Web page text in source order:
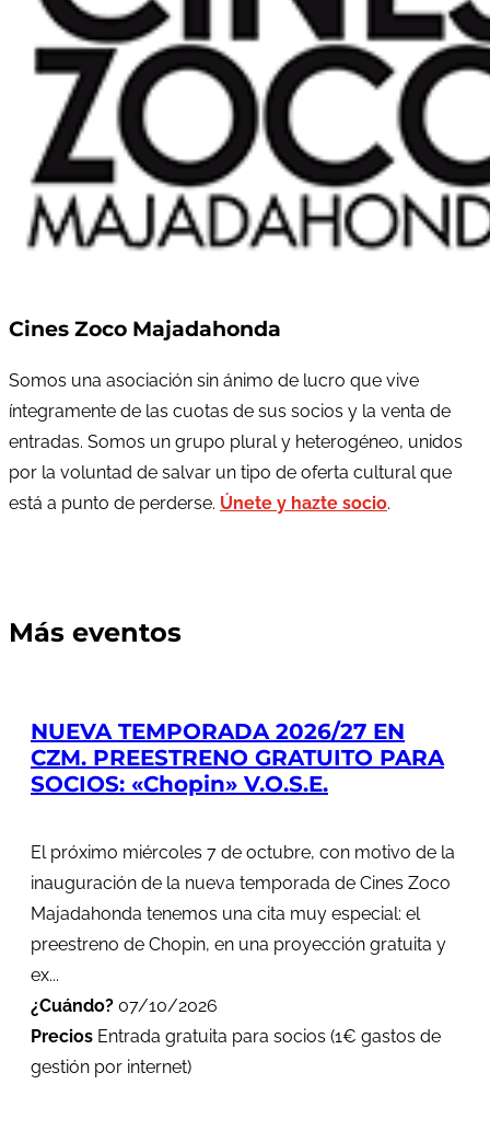
Cines Zoco Majadahonda
Somos una asociación sin ánimo de lucro que vive
íntegramente de las cuotas de sus socios y la venta de
entradas. Somos un grupo plural y heterogéneo, unidos
por la voluntad de salvar un tipo de oferta cultural que
está a punto de perderse. Únete y hazte socio.
Más eventos
NUEVA TEMPORADA 2026/27 EN
CZM. PREESTRENO GRATUITO PARA
SOCIOS: «Chopin» V.O.S.E.
El próximo miércoles 7 de octubre, con motivo de la
inauguración de la nueva temporada de Cines Zoco
Majadahonda tenemos una cita muy especial: el
preestreno de Chopin, en una proyección gratuita y
ex...
¿Cuándo? 07/10/2026
Precios Entrada gratuita para socios (1€ gastos de
gestión por internet)